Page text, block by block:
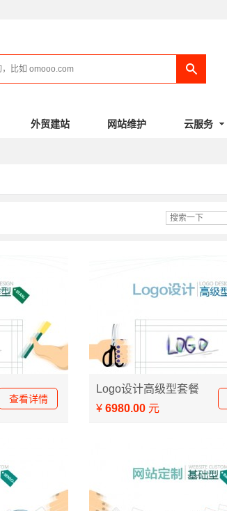
外贸建站 网站维护 云服务
查看详情
创意绘制类Logo设计
Logo设计高级型套餐
¥ 6980.00 元